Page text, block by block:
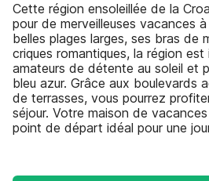
Cette région ensoleillée de la
pour de merveilleuses vacances
belles plages larges, ses bras de
criques romantiques, la région est
amateurs de détente au soleil et
bleu azur. Grâce aux boulevards
de terrasses, vous pourrez
séjour. Votre maison de
point de départ idéal pour une